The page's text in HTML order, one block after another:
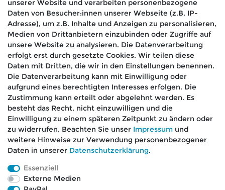
Hiermit bestätige ich, dass ich dieDaten­schutz­
erklärung gelesen habe. *
Absenden
🚚 Schneller Versand
📦 Kostenloser Versand ab 75 €
📞 Kostenlose Beratung per Telefon &
WhatsApp
Impressum
unserer Website und verarbeiten personenbezogene
Daten von Besucher:innen unserer Webseite (z.B. IP-
Adresse), um z.B. Inhalte und Anzeigen zu personalisieren,
Medien von Drittanbietern einzubinden oder Zugriffe auf
unsere Website zu analysieren. Die Datenverarbeitung
erfolgt erst durch gesetzte Cookies. Wir teilen diese
Daten mit Dritten, die wir in den Einstellungen benennen.
Die Datenverarbeitung kann mit Einwilligung oder
aufgrund eines berechtigten Interesses erfolgen. Die
Zustimmung kann erteilt oder abgelehnt werden. Es
besteht das Recht, nicht einzuwilligen und die
Einwilligung zu einem späteren Zeitpunkt zu ändern oder
zu widerrufen. Beachten Sie unser Impressum und
weitere Hinweise zur Verwendung personenbezogener
Daten in unserer Daten­schutz­erklärung.
Essenziell
Externe Medien